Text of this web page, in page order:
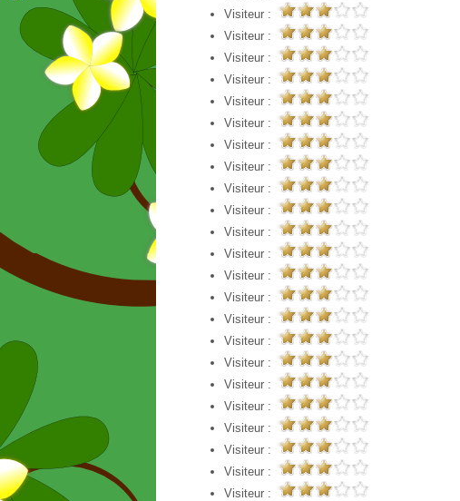
Visiteur :
Visiteur :
Visiteur :
Visiteur :
Visiteur :
Visiteur :
Visiteur :
Visiteur :
Visiteur :
Visiteur :
Visiteur :
Visiteur :
Visiteur :
Visiteur :
Visiteur :
Visiteur :
Visiteur :
Visiteur :
Visiteur :
Visiteur :
Visiteur :
Visiteur :
Visiteur :